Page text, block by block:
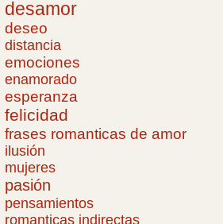
desamor
deseo
distancia
emociones
enamorado
esperanza
felicidad
frases romanticas de amor
ilusión
mujeres
pasión
pensamientos
romanticas indirectas